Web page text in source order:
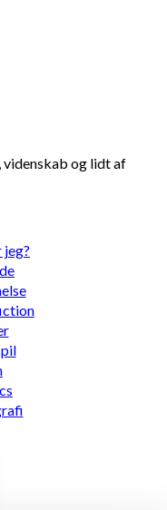
videnskab og lidt af
jeg?